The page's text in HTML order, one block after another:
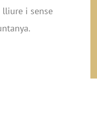
lliure i sense